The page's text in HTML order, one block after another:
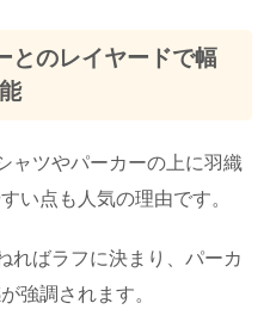
とのレイヤードで幅
ャツやパーカーの上に羽織
い点も人気の理由です。
ればラフに決まり、パーカ
強調されます。